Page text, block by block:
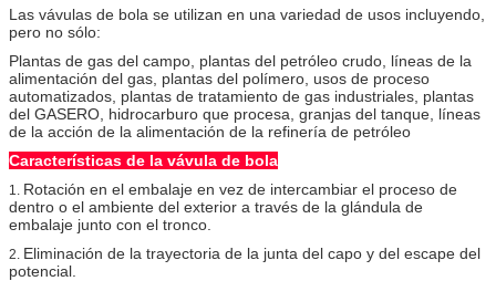
Las vávulas de bola se utilizan en una variedad de usos incluyendo,
pero no sólo:
Plantas de gas del campo, plantas del petróleo crudo, líneas de la
alimentación del gas, plantas del polímero, usos de proceso
automatizados, plantas de tratamiento de gas industriales, plantas
del GASERO, hidrocarburo que procesa, granjas del tanque, líneas
de la acción de la alimentación de la refinería de petróleo
Características de la vávula de bola
1. Rotación en el embalaje en vez de intercambiar el proceso de
dentro o el ambiente del exterior a través de la glándula de
embalaje junto con el tronco.
2. Eliminación de la trayectoria de la junta del capo y del escape del
potencial.